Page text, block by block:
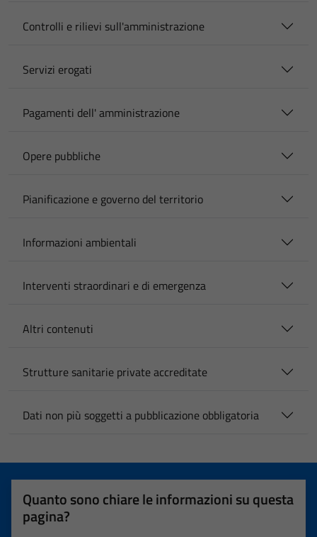
Controlli e rilievi sull'amministrazione
Servizi erogati
Pagamenti dell' amministrazione
Opere pubbliche
Pianificazione e governo del territorio
Informazioni ambientali
Interventi straordinari e di emergenza
Altri contenuti
Strutture sanitarie private accreditate
Dati non più soggetti a pubblicazione obbligatoria
Quanto sono chiare le informazioni su questa
pagina?